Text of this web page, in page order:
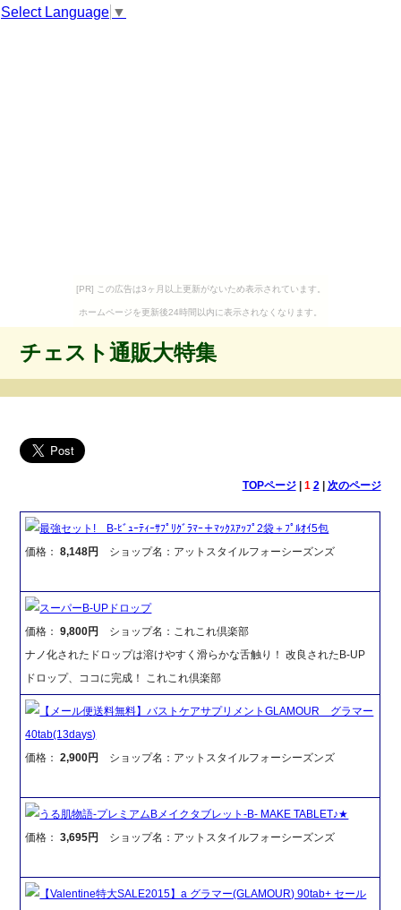
Select Language ▼
[PR] この広告は3ヶ月以上更新がないため表示されています。
ホームページを更新後24時間以内に表示されなくなります。
チェスト通販大特集
TOPページ| 1 2| 次のページ
最強セット! B-ﾋﾞｭｰﾃｨｰｻﾌﾟﾘｸﾞﾗﾏｰ＋ﾏｯｸｽｱｯﾌﾟ2袋＋ﾌﾟﾙｵｲ5包
価格：8,148円 ショップ名：アットスタイルフォーシーズンズ
スーパーB-UPドロップ
価格：9,800円
ショップ名：これこれ倶楽部
ナノ化されたドロップは溶けやすく滑らかな舌触り！ 改良されたB-UP
ドロップ、ココに完成！ これこれ倶楽部
【メール便送料無料】バストケアサプリメントGLAMOUR グラマー
40tab(13days)
価格：2,900円 ショップ名：アットスタイルフォーシーズンズ
うる肌物語-プレミアムBメイクタブレット-B- MAKE TABLET♪★
価格：3,695円 ショップ名：アットスタイルフォーシーズンズ
【Valentine特大SALE2015】a グラマー(GLAMOUR) 90tab+ セール